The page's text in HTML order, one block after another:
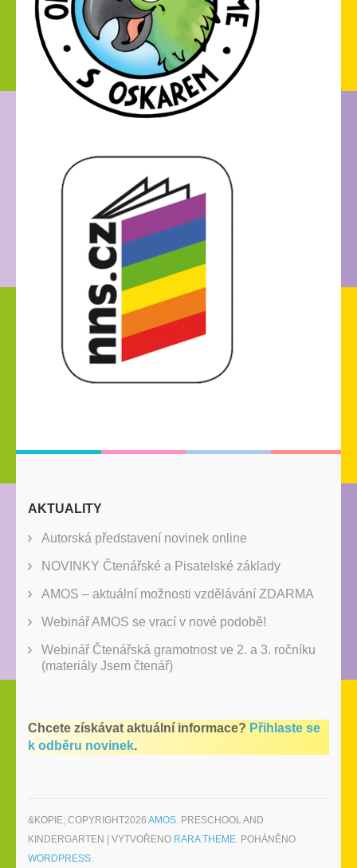
AKTUALITY
Autorská představení novinek online
NOVINKY Čtenářské a Pisatelské základy
AMOS – aktuální možnosti vzdělávání ZDARMA
Webinář AMOS se vrací v nové podobě!
Webinář Čtenářská gramotnost ve 2. a 3. ročníku
(materiály Jsem čtenář)
Chcete získávat aktuální informace? Přihlaste se
k odběru novinek.
&KOPIE; COPYRIGHT2026 AMOS. PRESCHOOL AND
KINDERGARTEN | VYTVOŘENO RARA THEME. POHÁNĚNO
WORDPRESS.